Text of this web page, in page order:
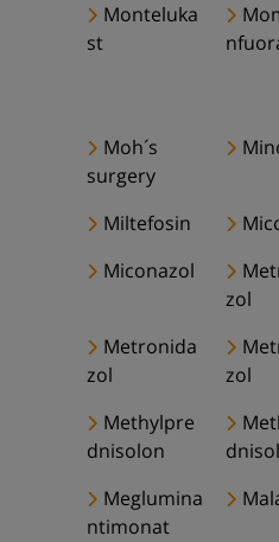
Monteluka
st
Moh´s
surgery
Miltefosin
Miconazol
zol
Metronida
zol
zol
Methylpre
dnisolon
Meglumina
ntimonat